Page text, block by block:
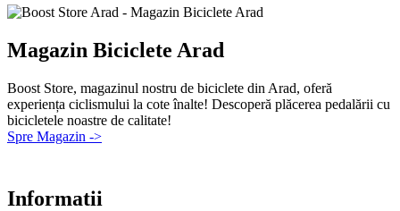
Magazin Biciclete Arad
Boost Store, magazinul nostru de biciclete din Arad, oferă
experiența ciclismului la cote înalte! Descoperă plăcerea pedalării cu
bicicletele noastre de calitate!
Spre Magazin ->
Informatii